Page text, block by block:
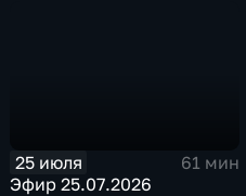
25 июля
61 мин
Эфир 25.07.2026